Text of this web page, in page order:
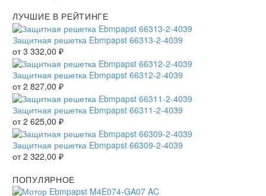
ЛУЧШИЕ В РЕЙТИНГЕ
Защитная решетка Ebmpapst 66313-2-4039
от3 332,00 ₽
Защитная решетка Ebmpapst 66312-2-4039
от2 827,00 ₽
Защитная решетка Ebmpapst 66311-2-4039
от2 625,00 ₽
Защитная решетка Ebmpapst 66309-2-4039
от2 322,00 ₽
ПОПУЛЯРНОЕ